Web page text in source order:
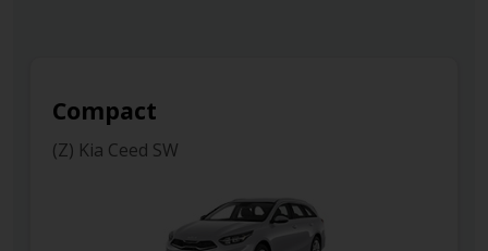
Compact
(Z) Kia Ceed SW